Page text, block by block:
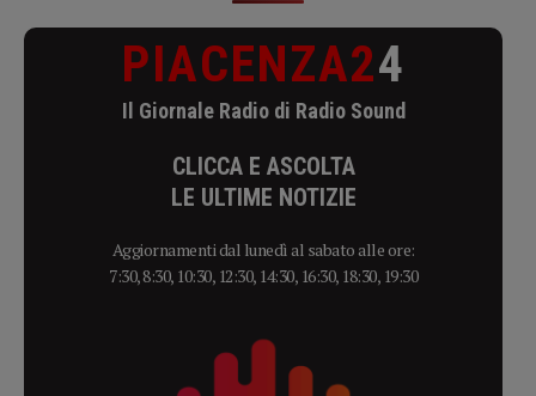
PIACENZA24
Il Giornale Radio di Radio Sound
CLICCA E ASCOLTA
LE ULTIME NOTIZIE
Aggiornamenti dal lunedì al sabato alle ore:
7:30, 8:30, 10:30, 12:30, 14:30, 16:30, 18:30, 19:30